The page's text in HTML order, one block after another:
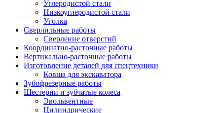
Углеродистой стали
Низкоуглеродистой стали
Уголка
Сверлильные работы
Сверление отверстий
Координатно-расточные работы
Вертикально-расточные работы
Изготовление деталей для спецтехники
Ковша для экскаватора
Зубофрезерные работы
Шестерни и зубчатые колеса
Эвольвентные
Цилиндрические